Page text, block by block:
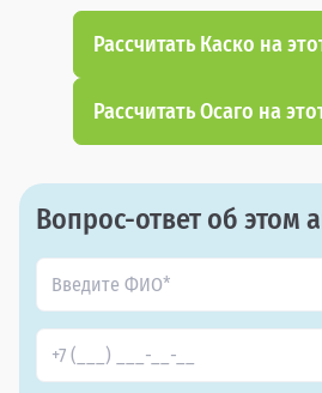
Рассчитать Каско на
Рассчитать Осаго на
Вопрос-ответ об этом